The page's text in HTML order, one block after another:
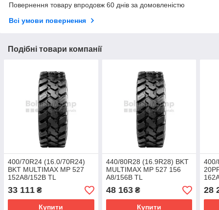
Повернення товару впродовж 60 днів за домовленістю
Всі умови повернення
Подібні товари компанії
400/70R24 (16.0/70R24)
BKT MULTIMAX MP 527
152A8/152B TL
33 111 ₴
Купити
440/80R28 (16.9R28) BKT
MULTIMAX MP 527 156
A8/156B TL
48 163₴
Купити
28